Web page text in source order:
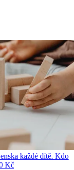
každé dítě. Kdo
Kč